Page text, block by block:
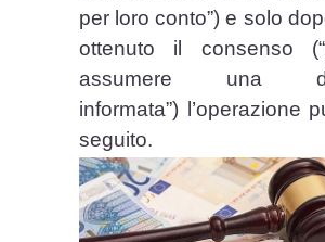
per loro conto”) e solo
ottenuto il consenso
assumere una
informata”) l’operazione
seguito.